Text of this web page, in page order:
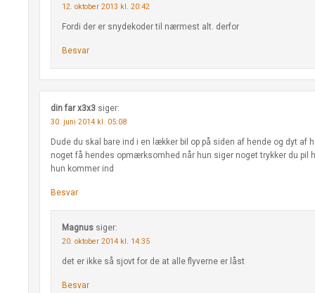
12. oktober 2013 kl. 20:42
Fordi der er snydekoder til nærmest alt. derfor
Besvar
din far x3x3 siger:
30. juni 2014 kl. 05:08
Dude du skal bare ind i en lækker bil op på siden af hende og dyt af
noget få hendes opmærksomhed når hun siger noget trykker du pil
hun kommer ind
Besvar
Magnus siger:
20. oktober 2014 kl. 14:35
det er ikke så sjovt for de at alle flyverne er låst
Besvar